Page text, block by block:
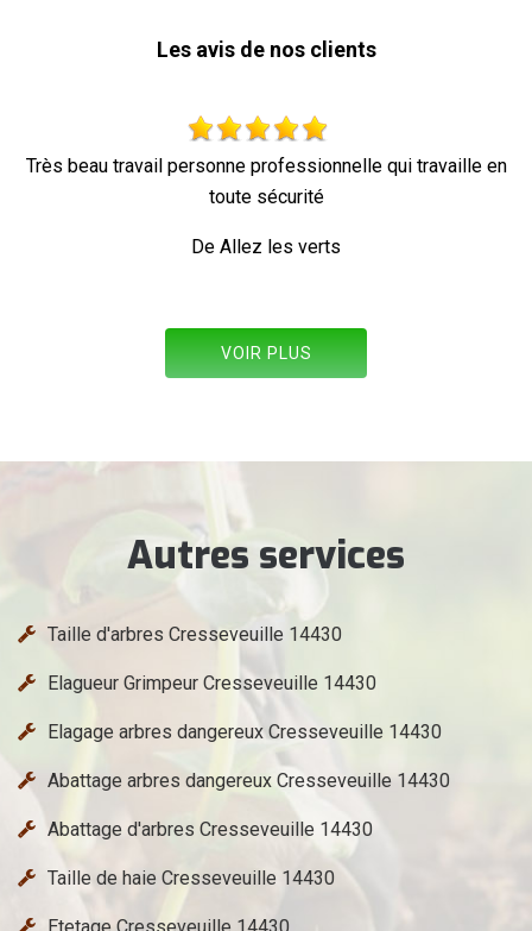
Les avis de nos clients
professionnelle qui travaille en
VOIR PLUS
Autres services
Taille d'arbres Cresseveuille 14430
Elagueur Grimpeur Cresseveuille 14430
Elagage arbres dangereux Cresseveuille 14430
Abattage arbres dangereux Cresseveuille 14430
Abattage d'arbres Cresseveuille 14430
Taille de haie Cresseveuille 14430